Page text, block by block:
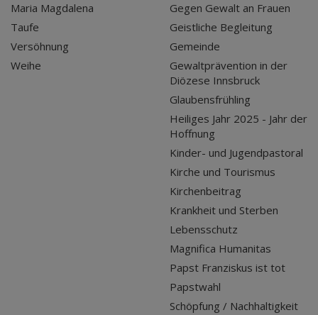
Maria Magdalena
Taufe
Versöhnung
Weihe
Gegen Gewalt an Frauen
Geistliche Begleitung
Gemeinde
Gewaltprävention in der
Diözese Innsbruck
Glaubensfrühling
Heiliges Jahr 2025 - Jahr der
Hoffnung
Kinder- und Jugendpastoral
Kirche und Tourismus
Kirchenbeitrag
Krankheit und Sterben
Lebensschutz
Magnifica Humanitas
Papst Franziskus ist tot
Papstwahl
Schöpfung / Nachhaltigkeit